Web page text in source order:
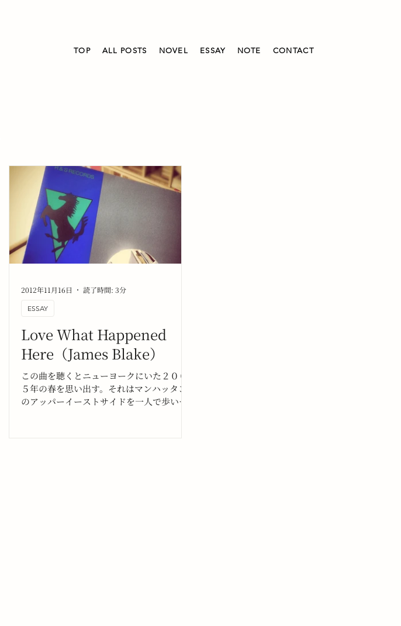
TOP ALL POSTS NOVEL ESSAY NOTE CONTACT
Love What Happened
Here（James Blake）
この曲を聴くとニューヨークにいた２００
５年の春を思い出す。それはマンハッタン
のアッパーイーストサイドを一人で歩いて
ESSAY
2012年11月16日 読了時間: 3分